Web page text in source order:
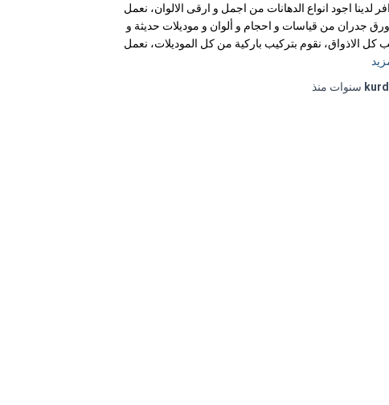
لدينا اجود انواع الدهانات من اجمل و ارقى الالوان، نعمل
جدران من قياسات و احجام و ألوان و موديلات حديثة و
كل الاذواق، نقوم بتركيب باركية من كل الموديلات، نعمل
منذ